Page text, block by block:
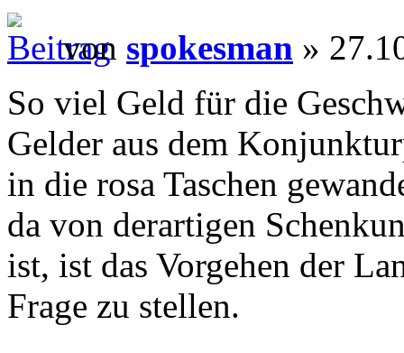
von spokesman »
So viel Geld für die
Gelder aus dem
in die rosa Taschen
da von derartigen
ist, ist das Vorgehen der
Frage zu stellen.